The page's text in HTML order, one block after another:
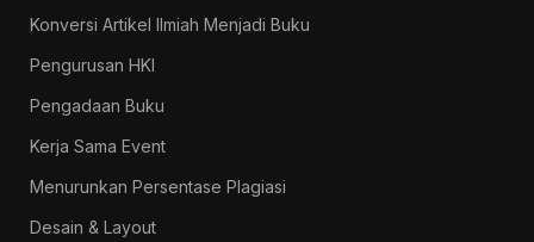
Konversi Artikel Ilmiah Menjadi Buku
Pengurusan HKI
Pengadaan Buku
Kerja Sama Event
Menurunkan Persentase Plagiasi
Desain & Layout